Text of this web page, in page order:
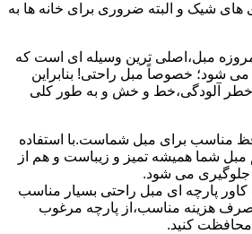
شیک و البته ضروری برای خانه ها به
مبل،اصلی ترین وسیله ای است که
می شود؛ خصوصاً مبل راحتی! بنابراین
خطر آلودگی،خط و خش و به طور کلی
مناسب برای مبل شماست.با استفاده
مبل شما همیشه تمیز و زیباست و هم از
می شود.
کاور پارچه ای مبل راحتی بسیار مناسب
صرف هزینه مناسب،از پارچه مرغوب
محافظت کنید.